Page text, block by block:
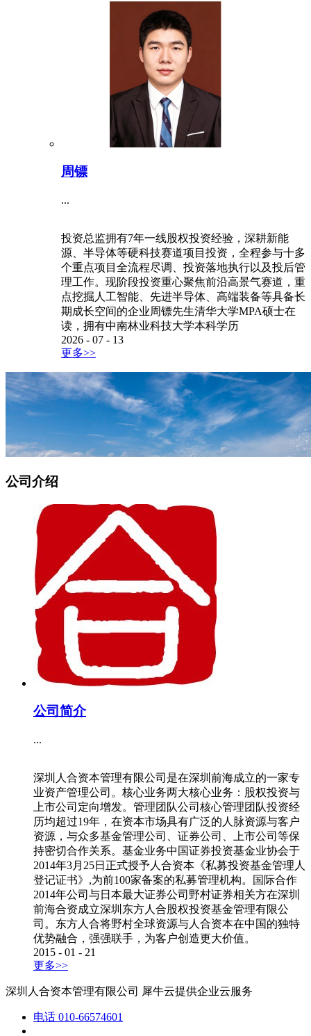
周镖
...
投资总监拥有7年一线股权投资经验，深耕新能
源、半导体等硬科技赛道项目投资，全程参与十多
个重点项目全流程尽调、投资落地执行以及投后管
理工作。现阶段投资重心聚焦前沿高景气赛道，重
点挖掘人工智能、先进半导体、高端装备等具备长
期成长空间的企业周镖先生清华大学MPA硕士在
读，拥有中南林业科技大学本科学历
2026 - 07 - 13
更多>>
公司介绍
公司简介
...
深圳人合资本管理有限公司是在深圳前海成立的一家专
业资产管理公司。核心业务两大核心业务：股权投资与
上市公司定向增发。管理团队公司核心管理团队投资经
历均超过19年，在资本市场具有广泛的人脉资源与客户
资源，与众多基金管理公司、证券公司、上市公司等保
持密切合作关系。基金业务中国证券投资基金业协会于
2014年3月25日正式授予人合资本《私募投资基金管理人
登记证书》,为前100家备案的私募管理机构。国际合作
2014年公司与日本最大证券公司野村证券相关方在深圳
前海合资成立深圳东方人合股权投资基金管理有限公
司。东方人合将野村全球资源与人合资本在中国的独特
优势融合，强强联手，为客户创造更大价值。
2015 - 01 - 21
更多>>
深圳人合资本管理有限公司 犀牛云提供企业云服务
电话 010-66574601